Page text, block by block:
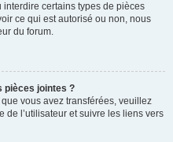
certains types de pièces
ce qui est autorisé ou non, nous
du forum.
pièces jointes ?
vous avez transférées, veuillez
l’utilisateur et suivre les liens vers